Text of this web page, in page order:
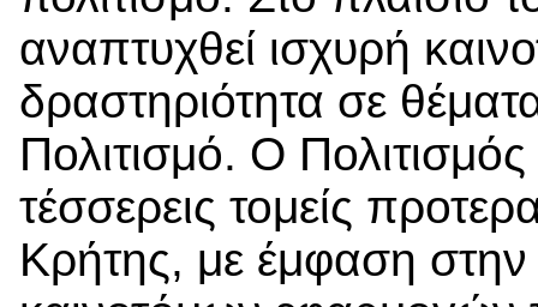
αναπτυχθεί ισχυρή
δραστηριότητα σε
Πολιτισμό. Ο
τέσσερεις τομείς
Κρήτης, με έμφαση